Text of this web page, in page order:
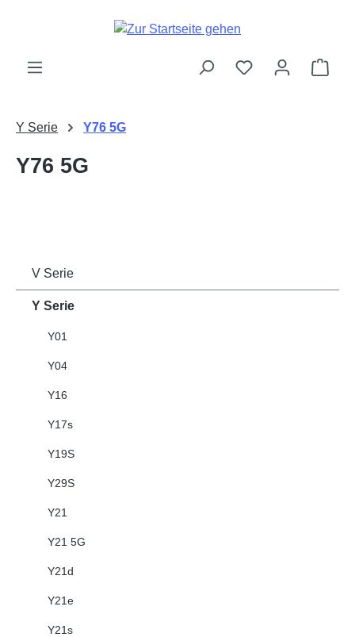
Zum Hauptinhalt springen
Y Serie Y76 5G
Y76 5G
V Serie
Y Serie
Y01
Y04
Y16
Y17s
Y19S
Y29S
Y21
Y21 5G
Y21d
Y21e
Y21s